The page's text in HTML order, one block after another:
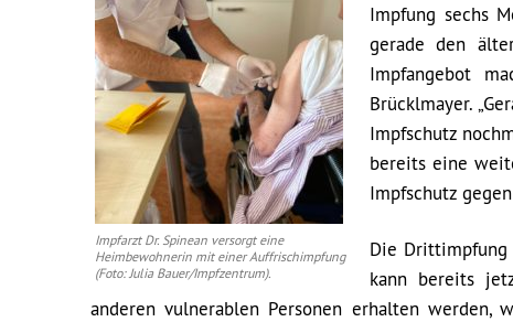
Impfarzt Dr. Spinean versorgt eine
Heimbewohnerin mit einer Auffrischimpfung
(Foto: Julia Bauer/Impfzentrum).
Impfung sechs
gerade den
Impfangebot
Brücklmayer.
Impfschutz
bereits eine
Impfschutz
Die Drittimpfung
kann bereits
anderen vulnerablen Personen erhalten werden,